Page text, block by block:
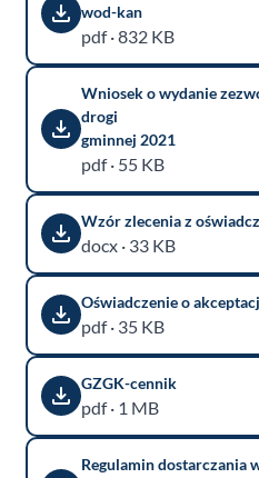
wod-kan
pdf · 832 KB
Wniosek o wydanie
drogi
gminnej 2021
pdf · 55 KB
Wzór zlecenia z
docx · 33 KB
Oświadczenie o
pdf · 35 KB
GZGK-cennik
pdf · 1 MB
Regulamin dostarczania